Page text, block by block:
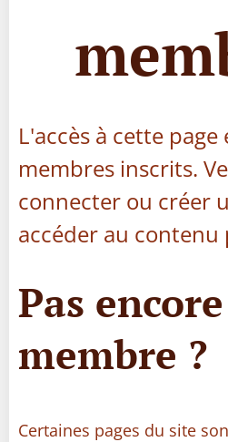
L'accès à cette
membres inscrits.
connecter ou créer
accéder au contenu
Pas encore
membre ?
Certaines pages du site